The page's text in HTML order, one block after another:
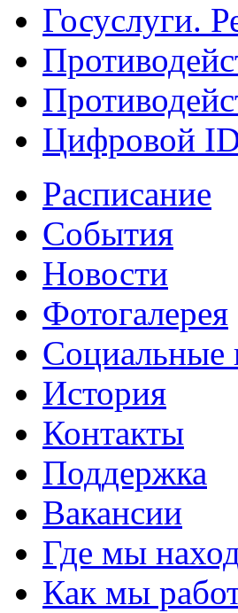
Госуслуги.
Цифровой
Расписание
События
Новости
Фотогалерея
Социальные
История
Контакты
Поддержка
Вакансии
Где мы
Как мы